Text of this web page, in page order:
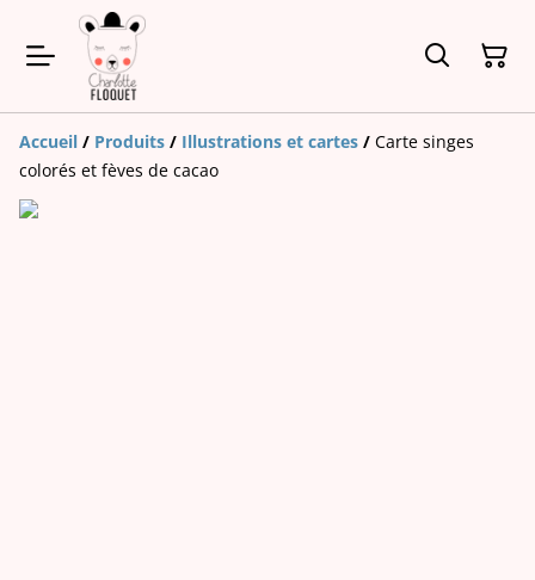
Accueil / Produits / Illustrations et cartes / Carte singes
colorés et fèves de cacao